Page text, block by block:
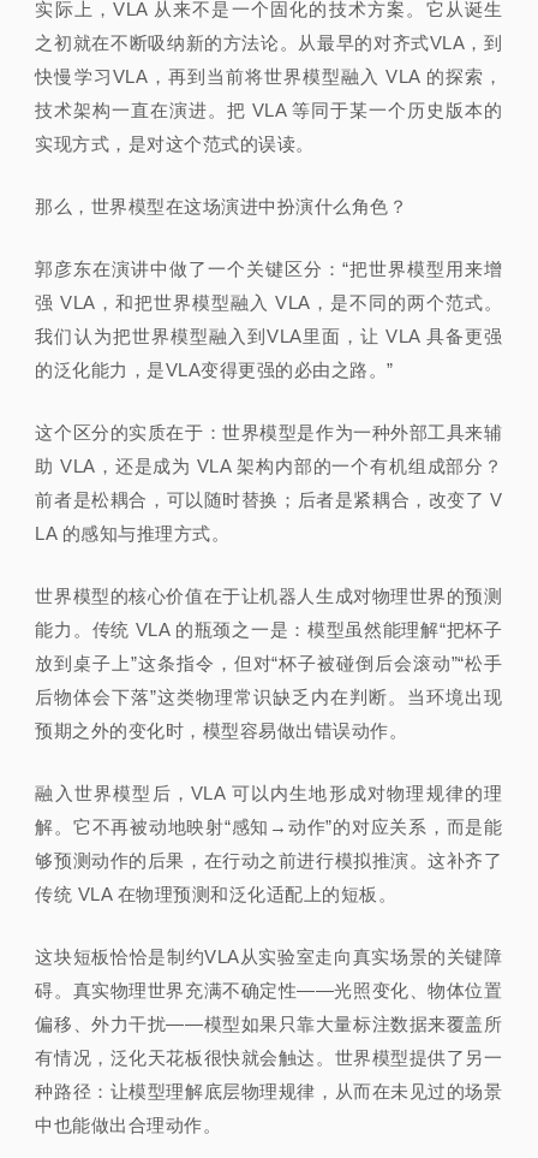
实际上，VLA 从来不是一个固化的技术方案。它从诞生
之初就在不断吸纳新的方法论。从最早的对齐式VLA，到
快慢学习VLA，再到当前将世界模型融入 VLA 的探索，
技术架构一直在演进。把 VLA 等同于某一个历史版本的
实现方式，是对这个范式的误读。
那么，世界模型在这场演进中扮演什么角色？
郭彦东在演讲中做了一个关键区分：“把世界模型用来增
强 VLA，和把世界模型融入 VLA，是不同的两个范式。
我们认为把世界模型融入到VLA里面，让 VLA 具备更强
的泛化能力，是VLA变得更强的必由之路。”
这个区分的实质在于：世界模型是作为一种外部工具来辅
助 VLA，还是成为 VLA 架构内部的一个有机组成部分？
前者是松耦合，可以随时替换；后者是紧耦合，改变了 V
LA 的感知与推理方式。
世界模型的核心价值在于让机器人生成对物理世界的预测
能力。传统 VLA 的瓶颈之一是：模型虽然能理解“把杯子
放到桌子上”这条指令，但对“杯子被碰倒后会滚动”“松手
后物体会下落”这类物理常识缺乏内在判断。当环境出现
预期之外的变化时，模型容易做出错误动作。
融入世界模型后，VLA 可以内生地形成对物理规律的理
解。它不再被动地映射“感知→动作”的对应关系，而是能
够预测动作的后果，在行动之前进行模拟推演。这补齐了
传统 VLA 在物理预测和泛化适配上的短板。
这块短板恰恰是制约VLA从实验室走向真实场景的关键障
碍。真实物理世界充满不确定性——光照变化、物体位置
偏移、外力干扰——模型如果只靠大量标注数据来覆盖所
有情况，泛化天花板很快就会触达。世界模型提供了另一
种路径：让模型理解底层物理规律，从而在未见过的场景
中也能做出合理动作。